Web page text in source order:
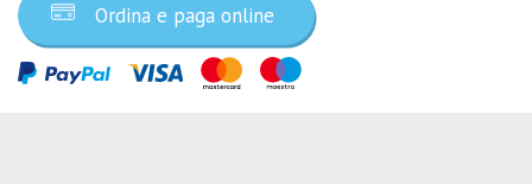
Ordina e paga online